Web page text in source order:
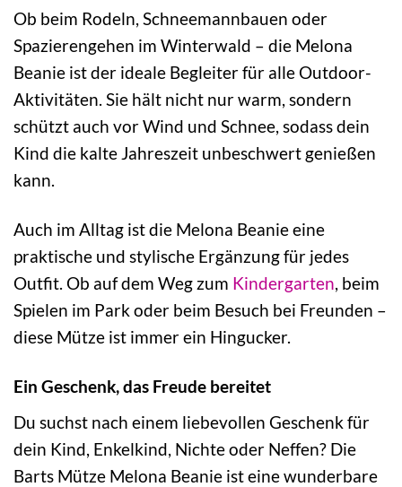
Ob beim Rodeln, Schneemannbauen oder
Spazierengehen im Winterwald – die Melona
Beanie ist der ideale Begleiter für alle Outdoor-
Aktivitäten. Sie hält nicht nur warm, sondern
schützt auch vor Wind und Schnee, sodass dein
Kind die kalte Jahreszeit unbeschwert genießen
kann.
Auch im Alltag ist die Melona Beanie eine
praktische und stylische Ergänzung für jedes
Outfit. Ob auf dem Weg zum Kindergarten, beim
Spielen im Park oder beim Besuch bei Freunden –
diese Mütze ist immer ein Hingucker.
Ein Geschenk, das Freude bereitet
Du suchst nach einem liebevollen Geschenk für
dein Kind, Enkelkind, Nichte oder Neffen? Die
Barts Mütze Melona Beanie ist eine wunderbare